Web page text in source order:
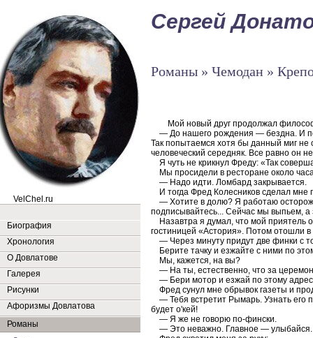
VelChel.ru
Биография
Хронология
О Довлатове
Галерея
Рисунки
Афоризмы Довлатова
Романы
Сергей
Романы » Чемодан »
Мой новый друг продолжал
— До нашего рождения — бездна. И
Так попытаемся хотя бы данный миг не
человеческий середняк. Все равно он
Я чуть не крикнул Фреду: «Так
Мы просидели в ресторане около
— Надо идти. Ломбард закрывается.
И тогда Фред Колесников сделал мне
— Хотите в долю? Я работаю
подписывайтесь... Сейчас мы выпьем, а
Назавтра я думал, что мой приятель
гостиницей «Астория». Потом отошли в
— Через минуту придут две финки с
Берите тачку и езжайте с ними по
Мы, кажется, на вы?
— На ты, естественно, что за
— Бери мотор и езжай по этому
Фред сунул мне обрывок газеты и
— Тебя встретит Рымарь. Узнать его
будет о'кей!
— Я же не говорю по-фински.
— Это неважно. Главное — улыбайся.